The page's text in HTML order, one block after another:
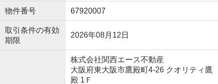
物件番号 67920007
取引条件の有効
期限
2026年08月12日
株式会社関西エース不動産
大阪府東大阪市鷹殿町4-26 クオリティ鷹
殿 1Ｆ